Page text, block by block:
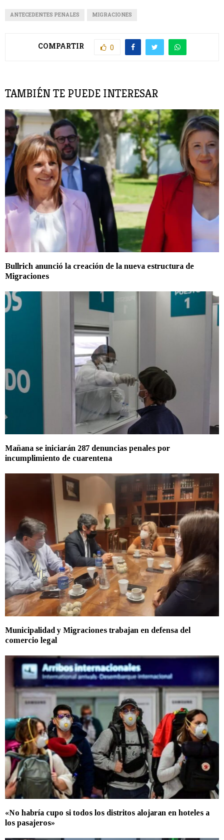
ANTECEDENTES PENALES MIGRACIONES
COMPARTIR 0
TAMBIÉN TE PUEDE INTERESAR
Bullrich anunció la creación de la nueva estructura de
Migraciones
Mañana se iniciarán 287 denuncias penales por
incumplimiento de cuarentena
Municipalidad y Migraciones trabajan en defensa del
comercio legal
«No habría cupo si todos los distritos alojaran en hoteles a
los pasajeros»